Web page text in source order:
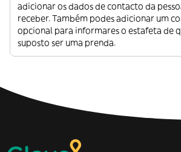
adicionar os dados de contacto da
receber. Também podes adicionar um
opcional para informares o estafeta de
suposto ser uma prenda.